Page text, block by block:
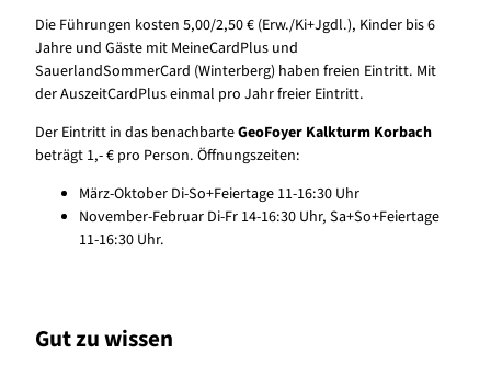
Die Führungen kosten 5,00/2,50 € (Erw./Ki+Jgdl.), Kinder bis 6
Jahre und Gäste mit MeineCardPlus und
SauerlandSommerCard (Winterberg) haben freien Eintritt. Mit
der AuszeitCardPlus einmal pro Jahr freier Eintritt.
Der Eintritt in das benachbarteGeoFoyer Kalkturm Korbach
beträgt 1,- € pro Person. Öffnungszeiten:
März-Oktober Di-So+Feiertage 11-16:30 Uhr
November-Februar Di-Fr 14-16:30 Uhr, Sa+So+Feiertage
11-16:30 Uhr.
Gut zu wissen